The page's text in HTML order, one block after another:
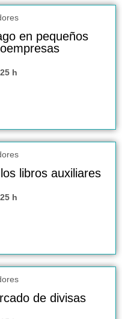
en pequeños
25 h
libros auxiliares
25 h
de divisas